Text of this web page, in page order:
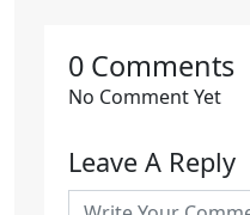
0 Comments
No Comment Yet
Leave A Reply